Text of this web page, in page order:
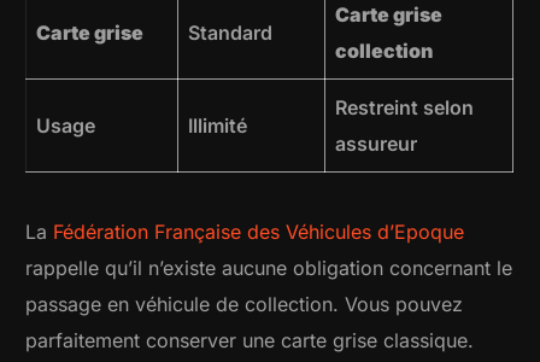
Carte grise Standard
Carte grise
collection
Usage Illimité
Restreint selon
assureur
La Fédération Française des Véhicules d’Epoque
rappelle qu’il n’existe aucune obligation concernant le
passage en véhicule de collection. Vous pouvez
parfaitement conserver une carte grise classique.